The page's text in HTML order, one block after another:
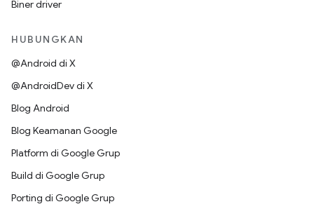
Biner driver
HUBUNGKAN
@Android di X
@AndroidDev di X
Blog Android
Blog Keamanan Google
Platform di Google Grup
Build di Google Grup
Porting di Google Grup